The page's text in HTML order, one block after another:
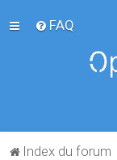
FAQ
Index du forum